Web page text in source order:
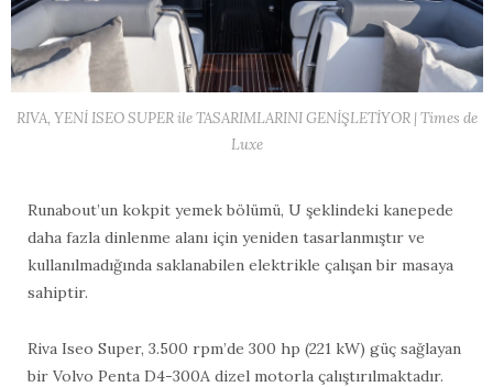
RIVA, YENİ ISEO SUPER ile TASARIMLARINI GENİŞLETİYOR | Times de
Luxe
Runabout’un kokpit yemek bölümü, U şeklindeki kanepede
daha fazla dinlenme alanı için yeniden tasarlanmıştır ve
kullanılmadığında saklanabilen elektrikle çalışan bir masaya
sahiptir.
Riva Iseo Super, 3.500 rpm’de 300 hp (221 kW) güç sağlayan
bir Volvo Penta D4-300A dizel motorla çalıştırılmaktadır.